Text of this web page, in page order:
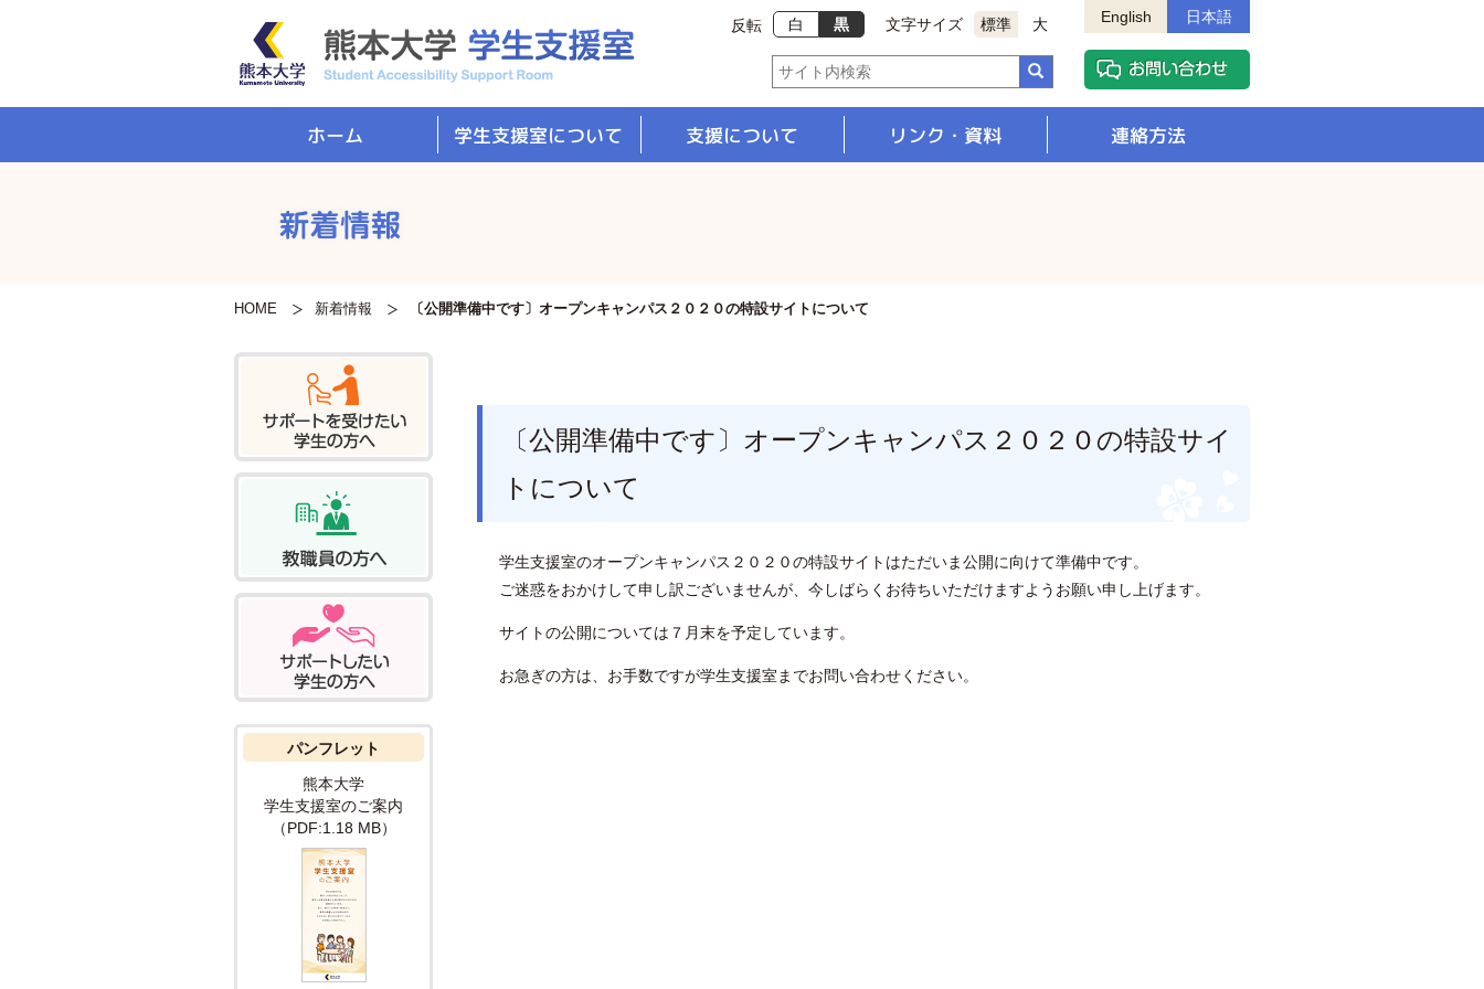
反転 白 黒 文字サイズ 標準 大 English 日本語
ホーム 学生支援室について 支援について リンク・資料 連絡方法
HOME 新着情報 〔公開準備中です〕オープンキャンパス２０２０の特設サイトについて
〔公開準備中です〕オープンキャンパス２０２０の特設サイ
トについて
学生支援室のオープンキャンパス２０２０の特設サイトはただいま公開に向けて準備中です。
ご迷惑をおかけして申し訳ございませんが、今しばらくお待ちいただけますようお願い申し上げます。
サイトの公開については７月末を予定しています。
お急ぎの方は、お手数ですが学生支援室までお問い合わせください。
パンフレット
熊本大学
学生支援室のご案内
（PDF:1.18 MB）